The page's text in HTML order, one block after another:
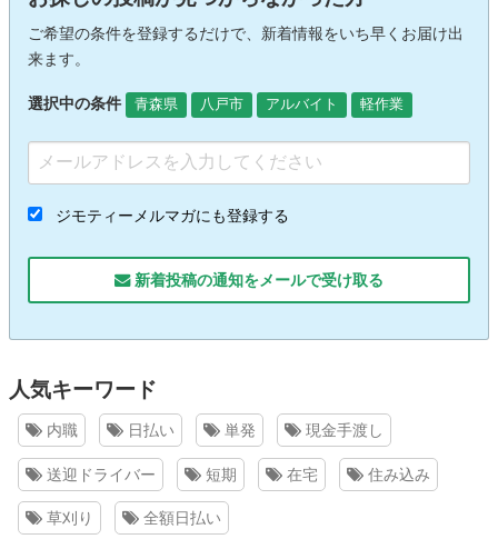
ご希望の条件を登録するだけで、新着情報をいち早くお届け出
来ます。
選択中の条件 青森県 八戸市 アルバイト 軽作業
ジモティーメルマガにも登録する
新着投稿の通知をメールで受け取る
人気キーワード
内職 日払い 単発 現金手渡し
送迎ドライバー 短期 在宅 住み込み
草刈り 全額日払い